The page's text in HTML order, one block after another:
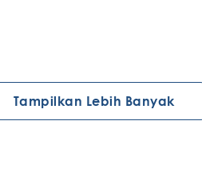
Tampilkan Lebih Banyak